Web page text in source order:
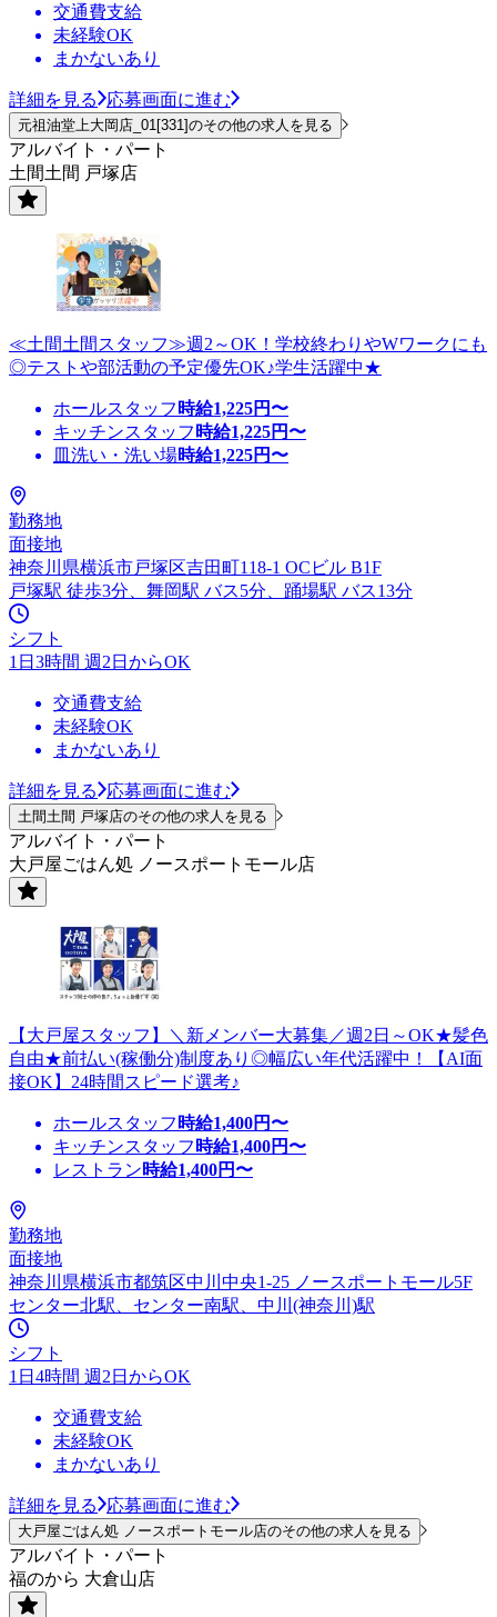
交通費支給
未経験OK
まかないあり
詳細を見る 応募画面に進む
元祖油堂上大岡店_01[331]のその他の求人を見る
アルバイト・パート
土間土間 戸塚店
≪土間土間スタッフ≫週2～OK！学校終わりやWワークにも
◎テストや部活動の予定優先OK♪学生活躍中★
ホールスタッフ 時給1,225円〜
キッチンスタッフ 時給1,225円〜
皿洗い・洗い場時給1,225円〜
勤務地
面接地
神奈川県横浜市戸塚区吉田町118-1 OCビル B1F
戸塚駅 徒歩3分、舞岡駅 バス5分、踊場駅 バス13分
シフト
1日3時間 週2日からOK
交通費支給
未経験OK
まかないあり
詳細を見る 応募画面に進む
土間土間 戸塚店のその他の求人を見る
アルバイト・パート
大戸屋ごはん処 ノースポートモール店
【大戸屋スタッフ】＼新メンバー大募集／週2日～OK★髪色
自由★前払い(稼働分)制度あり◎幅広い年代活躍中！【AI面
接OK】24時間スピード選考♪
ホールスタッフ 時給1,400円〜
キッチンスタッフ 時給1,400円〜
レストラン時給1,400円〜
勤務地
面接地
神奈川県横浜市都筑区中川中央1-25 ノースポートモール5F
センター北駅、センター南駅、中川(神奈川)駅
シフト
1日4時間 週2日からOK
交通費支給
未経験OK
まかないあり
詳細を見る 応募画面に進む
大戸屋ごはん処 ノースポートモール店のその他の求人を見る
アルバイト・パート
福のから 大倉山店